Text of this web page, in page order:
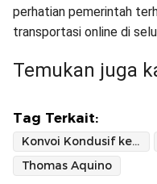
perhatian pemerintah
transportasi online di
Temukan juga
Tag Terkait:
Konvoi Kondusif ke Jakarta
Thomas Aquino